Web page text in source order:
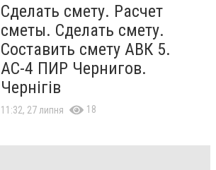
Сделать смету. Расчет
сметы. Сделать смету.
Составить смету АВК 5.
АС-4 ПИР Чернигов.
Чернігів
11:32, 27 липня 18